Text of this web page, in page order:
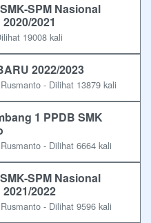
SPM Nasional
2021
19008 kali
2022/2023
- Dilihat 13879 kali
1 PPDB SMK
- Dilihat 6664 kali
SPM Nasional
2022
- Dilihat 9596 kali